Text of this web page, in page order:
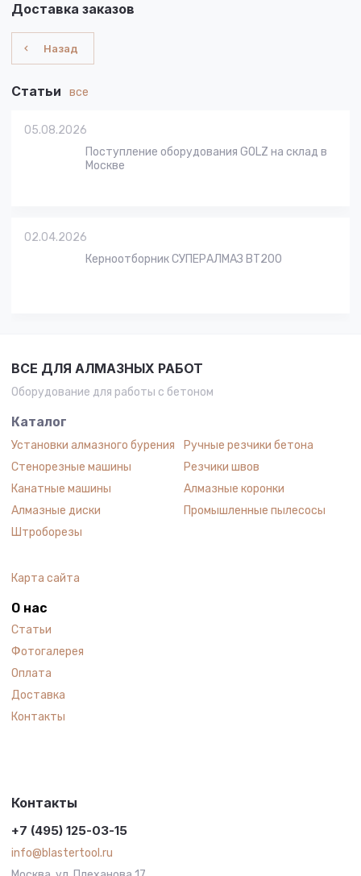
Статьи все
05.08.2026
Поступление оборудования GOLZ на склад в
Москве
02.04.2026
Керноотборник СУПЕРАЛМАЗ BT200
Доставка заказов
Назад
ВСЕ ДЛЯ АЛМАЗНЫХ РАБОТ
Оборудование для работы с бетоном
Каталог
Установки алмазного бурения
Ручные резчики бетона
Стенорезные машины
Резчики швов
Канатные машины
Алмазные коронки
Алмазные диски
Промышленные пылесосы
Штроборезы
Карта сайта
О нас
Статьи
Фотогалерея
Оплата
Доставка
Контакты
Контакты
+7 (495) 125-03-15
info@blastertool.ru